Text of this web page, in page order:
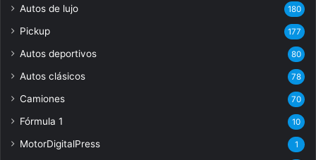
Autos de lujo 180
Pickup 177
Autos deportivos 80
Autos clásicos 78
Camiones 70
Fórmula 1 10
MotorDigitalPress 1